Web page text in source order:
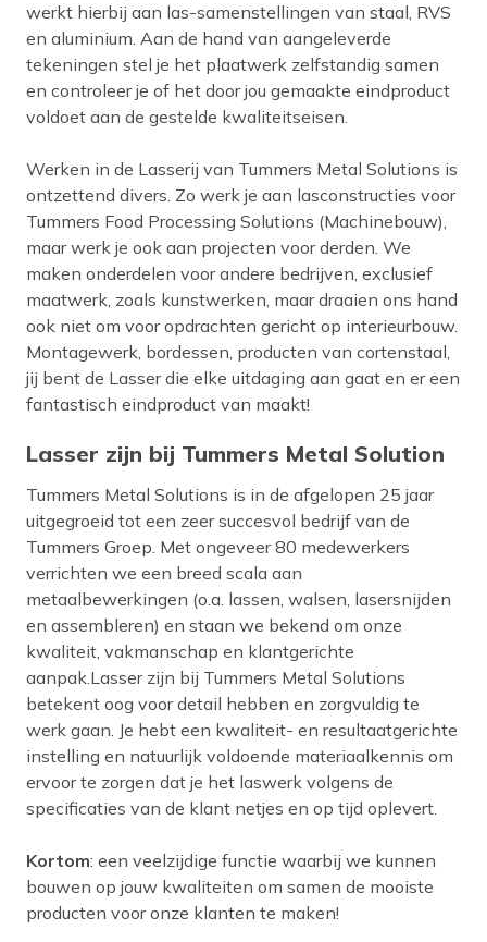
werkt hierbij aan las-samenstellingen van staal, RVS
en aluminium. Aan de hand van aangeleverde
tekeningen stel je het plaatwerk zelfstandig samen
en controleer je of het door jou gemaakte eindproduct
voldoet aan de gestelde kwaliteitseisen.
Werken in de Lasserij van Tummers Metal Solutions is
ontzettend divers. Zo werk je aan lasconstructies voor
Tummers Food Processing Solutions (Machinebouw),
maar werk je ook aan projecten voor derden. We
maken onderdelen voor andere bedrijven, exclusief
maatwerk, zoals kunstwerken, maar draaien ons hand
ook niet om voor opdrachten gericht op interieurbouw.
Montagewerk, bordessen, producten van cortenstaal,
jij bent de Lasser die elke uitdaging aan gaat en er een
fantastisch eindproduct van maakt!
Lasser zijn bij Tummers Metal Solution
Tummers Metal Solutions is in de afgelopen 25 jaar
uitgegroeid tot een zeer succesvol bedrijf van de
Tummers Groep. Met ongeveer 80 medewerkers
verrichten we een breed scala aan
metaalbewerkingen (o.a. lassen, walsen, lasersnijden
en assembleren) en staan we bekend om onze
kwaliteit, vakmanschap en klantgerichte
aanpak.Lasser zijn bij Tummers Metal Solutions
betekent oog voor detail hebben en zorgvuldig te
werk gaan. Je hebt een kwaliteit- en resultaatgerichte
instelling en natuurlijk voldoende materiaalkennis om
ervoor te zorgen dat je het laswerk volgens de
specificaties van de klant netjes en op tijd oplevert.
Kortom: een veelzijdige functie waarbij we kunnen
bouwen op jouw kwaliteiten om samen de mooiste
producten voor onze klanten te maken!